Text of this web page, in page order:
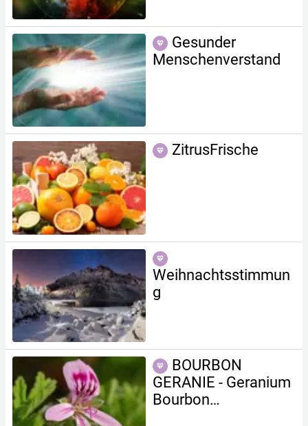
Gesunder
Menschenverstand
ZitrusFrische
Weihnachtsstimmun
g
BOURBON
GERANIE - Geranium
Bourbon